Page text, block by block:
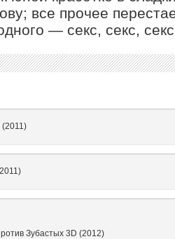
все прочее
— секс, секс,
(2011)
Зубастых 3D (2012)